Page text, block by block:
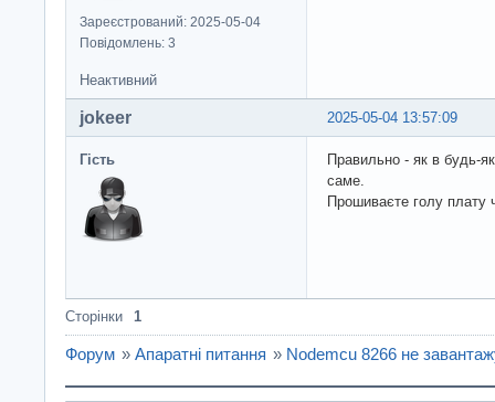
Зареєстрований: 2025-05-04
Повідомлень: 3
Неактивний
2025-05-04 13:57:09
jokeer
Гість
Правильно - як в будь-
саме.
Прошиваєте голу плату
Сторінки 1
Форум » Апаратні питання » Nodemcu 8266 не